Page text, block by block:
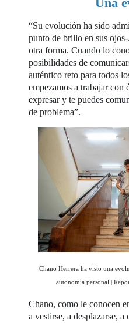
“Su evolución ha sido
punto de brillo en sus
otra forma. Cuando lo
posibilidades de
auténtico reto para todos
empezamos a trabajar con
expresar y te puedes
de problema”.
Chano Herrera ha visto una
autonomía personal |
Chano, como le conocen
a vestirse, a desplazarse,